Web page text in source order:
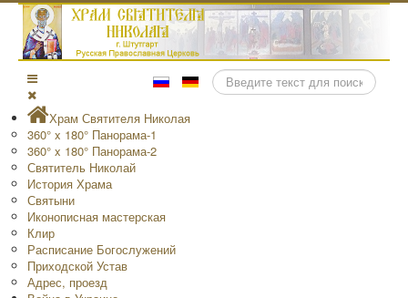
Поиск
Храм Святителя Николая
360° x 180° Панорама-1
360° x 180° Панорама-2
Святитель Николай
История Храма
Святыни
Иконописная мастерская
Клир
Расписание Богослужений
Приходской Устав
Адрес, проезд